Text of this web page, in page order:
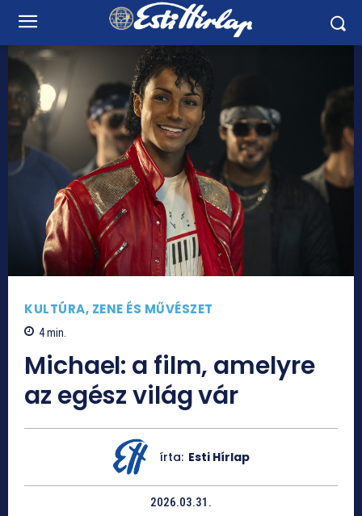
KULTÚRA, ZENE ÉS MŰVÉSZET
4min.
Michael: a film, amelyre
az egész világ vár
írta: Esti Hírlap
2026.03.31.